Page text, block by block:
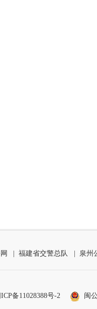
福建省交警总队 泉州
备11028388号-2 闽